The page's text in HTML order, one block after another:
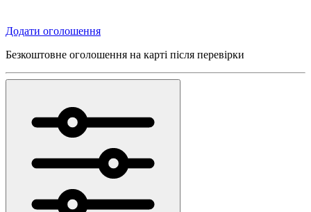
Додати оголошення
Безкоштовне оголошення на карті після перевірки